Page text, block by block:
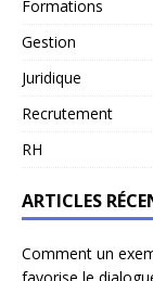
Formations
Gestion
Juridique
Recrutement
RH
ARTICLES
Comment un